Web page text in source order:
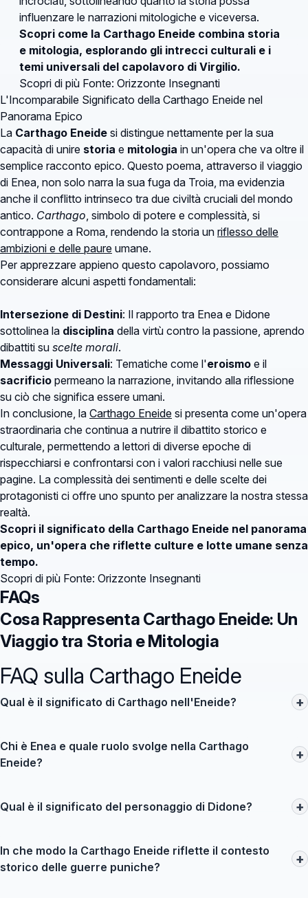
influenzare le narrazioni mitologiche e viceversa.
Scopri come la Carthago Eneide combina storia
e mitologia, esplorando gli intrecci culturali e i
temi universali del capolavoro di Virgilio.
Scopri di più Fonte: Orizzonte Insegnanti
L'Incomparabile Significato della Carthago Eneide nel
Panorama Epico
La Carthago Eneide si distingue nettamente per la sua
capacità di unire storia e mitologia in un'opera che va oltre il
semplice racconto epico. Questo poema, attraverso il viaggio
di Enea, non solo narra la sua fuga da Troia, ma evidenzia
anche il conflitto intrinseco tra due civiltà cruciali del mondo
antico. Carthago , simbolo di potere e complessità, si
contrappone a Roma, rendendo la storia un riflesso delle
ambizioni e delle paure umane.
Per apprezzare appieno questo capolavoro, possiamo
considerare alcuni aspetti fondamentali:
Intersezione di Destini: Il rapporto tra Enea e Didone
sottolinea la disciplina della virtù contro la passione, aprendo
dibattiti su scelte morali.
Messaggi Universali: Tematiche come l'eroismo e il
sacrificio permeano la narrazione, invitando alla riflessione
su ciò che significa essere umani.
In conclusione, la Carthago Eneide si presenta come un'opera
straordinaria che continua a nutrire il dibattito storico e
culturale, permettendo a lettori di diverse epoche di
rispecchiarsi e confrontarsi con i valori racchiusi nelle sue
pagine. La complessità dei sentimenti e delle scelte dei
protagonisti ci offre uno spunto per analizzare la nostra stessa
realtà.
Scopri il significato della Carthago Eneide nel panorama
epico, un'opera che riflette culture e lotte umane senza
tempo.
Scopri di più Fonte: Orizzonte Insegnanti
FAQs
Cosa Rappresenta Carthago Eneide: Un
Viaggio tra Storia e Mitologia
FAQ sulla Carthago Eneide
Qual è il significato di Carthago nell'Eneide? +
un’antagonista rispetto ai valori romani. Nella narrazione di
Virgilio, simboleggia il contrasto tra le aspirazioni di Enea e le
Chi è Enea e quale ruolo svolge nella Carthago
Eneide?
+
resilienza e virtuoso comportamento, svolgendo un ruolo
cruciale nella fondazione di una nuova civiltà e affrontando il
Qual è il significato del personaggio di Didone? +
amore e dovere. La sua storia con Enea mette in evidenza i
sacrifici emotivi e le sfide degli eroi, rendendo la sua figura
centrale nel racconto.
In che modo la Carthago Eneide riflette il contesto
storico delle guerre puniche?
+